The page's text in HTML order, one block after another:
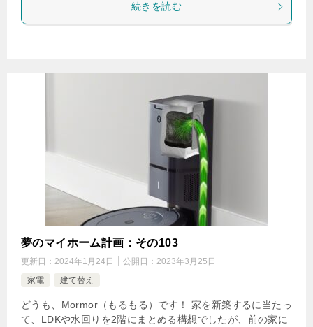
続きを読む
夢のマイホーム計画：その103
更新日： 2024年1月24日 公開日： 2023年3月25日
家電
建て替え
どうも、Mormor（もるもる）です！ 家を新築するに当たっ
て、LDKや水回りを2階にまとめる構想でしたが、前の家に